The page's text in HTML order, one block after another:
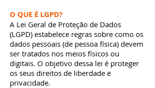
O QUE É LGPD?
A Lei Geral de Proteção de Dados
(LGPD) estabelece regras sobre como os
dados pessoais (de pessoa física) devem
ser tratados nos meios físicos ou
digitais. O objetivo dessa lei é proteger
os seus direitos de liberdade e
privacidade.